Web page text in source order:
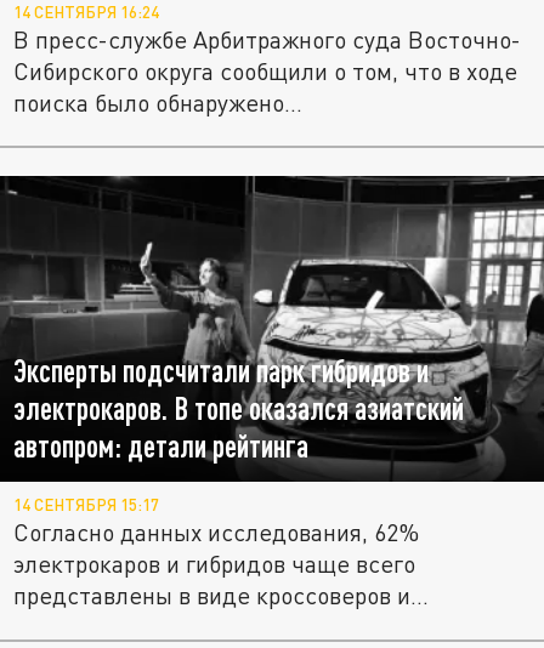
14 СЕНТЯБРЯ 16:24
В пресс-службе Арбитражного суда Восточно-
Сибирского округа сообщили о том, что в ходе
поиска было обнаружено...
Эксперты подсчитали парк гибридов и
электрокаров. В топе оказался азиатский
автопром: детали рейтинга
14 СЕНТЯБРЯ 15:17
Согласно данных исследования, 62%
электрокаров и гибридов чаще всего
представлены в виде кроссоверов и...